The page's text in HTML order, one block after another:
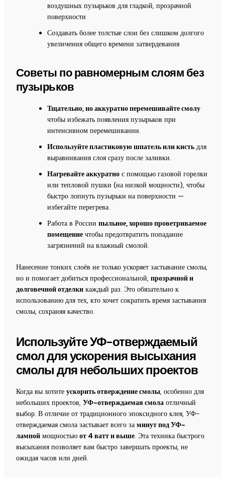
воздушных пузырьков для гладкой, прозрачной
поверхности
Создавать более толстые слои без слишком долгого
увеличения общего времени затвердевания
Советы по равномерным слоям без
пузырьков
Тщательно, но аккуратно перемешивайте смолу
чтобы избежать появления пузырьков при
интенсивном перемешивании.
Используйте пластиковую шпатель или кистьдля
выравнивания слоя сразу после заливки.
Нагревайте аккуратнос помощью газовой горелки
или тепловой пушки (на низкой мощности), чтобы
быстро лопнуть пузырьки на поверхности —
избегайте перегрева.
Работа в России пыльное, хорошо проветриваемое
помещениечтобы предотвратить попадание
загрязнений на влажный смолой.
Нанесение тонких слоёв не только ускоряет застывание смолы,
но и помогает добиться профессиональной, прозрачной и
долговечной отделкикаждый раз. Это обязательно к
использованию для тех, кто хочет сократить время застывания
смолы, сохраняя качество.
Используйте УФ-отверждаемый
смол для ускорения высыхания
смолы для небольших проектов
Когда вы хотите ускорить отверждение смолы, особенно для
небольших проектов, УФ-отверждаемая смолаотличный
выбор. В отличие от традиционного эпоксидного клея, УФ-
отверждаемая смола застывает всего за минут под УФ-
лампоймощностью от 4 ватт и выше. Эта техника быстрого
высыхания позволяет вам быстро завершать проекты, не
ожидая часов или дней.